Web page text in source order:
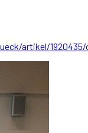
artikel/